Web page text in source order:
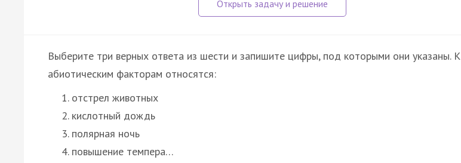
Выберите три верных ответа из шести и запишите цифры, под которыми они указаны. К
абиотическим факторам относятся:
отстрел животных
кислотный дождь
полярная ночь
повышение темпера…